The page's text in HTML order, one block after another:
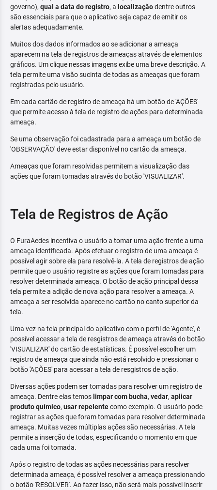
governo), qual a data do registro, a localizaçãodentre outros
são essenciais para que o aplicativo seja capaz de emitir os
alertas adequadamente.
Muitos dos dados informados ao se adicionar a ameaça
aparecem na tela de registros de ameaças através de elementos
gráficos. Um clique nessas imagens exibe uma breve descrição. A
tela permite uma visão sucinta de todas as ameaças que foram
registradas pelo usuário.
Em cada cartão de registro de ameaça há um botão de 'AÇÕES'
que permite acesso à tela de registro de ações para determinada
ameaça.
Se uma observação foi cadastrada para a ameaça um botão de
'OBSERVAÇÃO' deve estar disponível no cartão da ameaça.
Ameaças que foram resolvidas permitem a visualização das
ações que foram tomadas através do botão 'VISUALIZAR'.
Tela de Registros de Ação
O FuraAedes incentiva o usuário a tomar uma ação frente a uma
ameaça identificada. Após efetuar o registro de uma ameaça é
possível agir sobre ela para resolvê-la. A tela de registros de ação
permite que o usuário registre as ações que foram tomadas para
resolver determinada ameaça. O botão de ação principal dessa
tela permite a adição de nova ação para resolver a ameaça. A
ameaça a ser resolvida aparece no cartão no canto superior da
tela.
Uma vez na tela principal do aplicativo com o perfil de 'Agente', é
possível acessar a tela de resgistros de ameaça através do botão
'VISUALIZAR' do cartão de estatísticas. É possível escolher um
registro de ameaça que ainda não está resolvido e pressionar o
botão 'AÇÕES' para acessar a tela de resgistros de ação.
Diversas ações podem ser tomadas para resolver um registro de
ameaça. Dentre elas temos limpar com bucha, vedar, aplicar
produto químico, usar repelentecomo exemplo. O usuário pode
registrar as ações que foram tomadas para resolver determinada
ameaça. Muitas vezes múltiplas ações são necessárias. A tela
permite a inserção de todas, especificando o momento em que
cada uma foi tomada.
Após o registro de todas as ações necessárias para resolver
determinada ameaça, é possível resolver a ameaça pressionando
o botão 'RESOLVER'. Ao fazer isso, não será mais possível inserir